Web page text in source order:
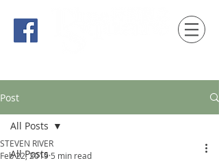
Post
All Posts
All Posts
STEVEN RIVER
Feb 22, 2019 5 min read